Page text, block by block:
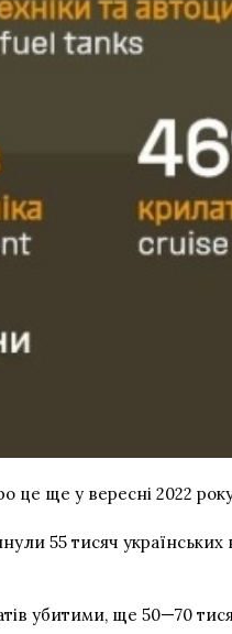
це ще у вересні 2022
55 тисяч українських
убитими, ще 50—70